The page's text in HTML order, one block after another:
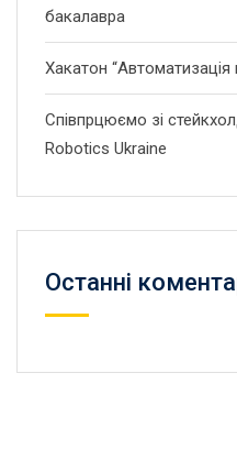
бакалавра
Хакатон
Співпрцюємо зі
Robotics Ukraine
Останні